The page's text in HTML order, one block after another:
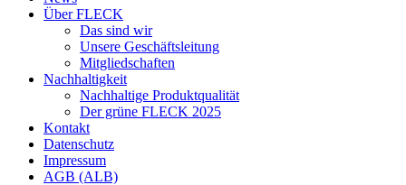
Über FLECK
Das sind wir
Unsere Geschäftsleitung
Mitgliedschaften
Nachhaltigkeit
Nachhaltige Produktqualität
Der grüne FLECK 2025
Kontakt
Datenschutz
Impressum
AGB (ALB)